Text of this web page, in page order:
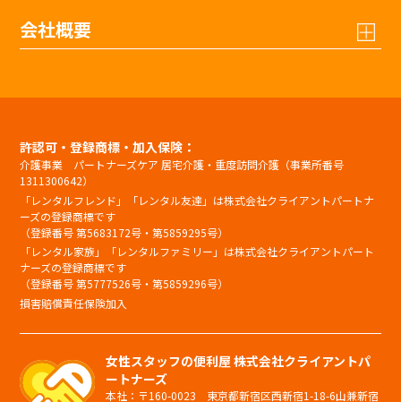
会社概要
許認可・登録商標・加入保険：
介護事業 パートナーズケア 居宅介護・重度訪問介護（事業所番号
1311300642）
「レンタルフレンド」「レンタル友達」は株式会社クライアントパートナ
ーズの登録商標です
（登録番号 第5683172号・第5859295号）
「レンタル家族」「レンタルファミリー」は株式会社クライアントパート
ナーズの登録商標です
（登録番号 第5777526号・第5859296号）
損害賠償責任保険加入
女性スタッフの便利屋 株式会社クライアントパ
ートナーズ
本社：〒160-0023 東京都新宿区西新宿1-18-6山兼新宿